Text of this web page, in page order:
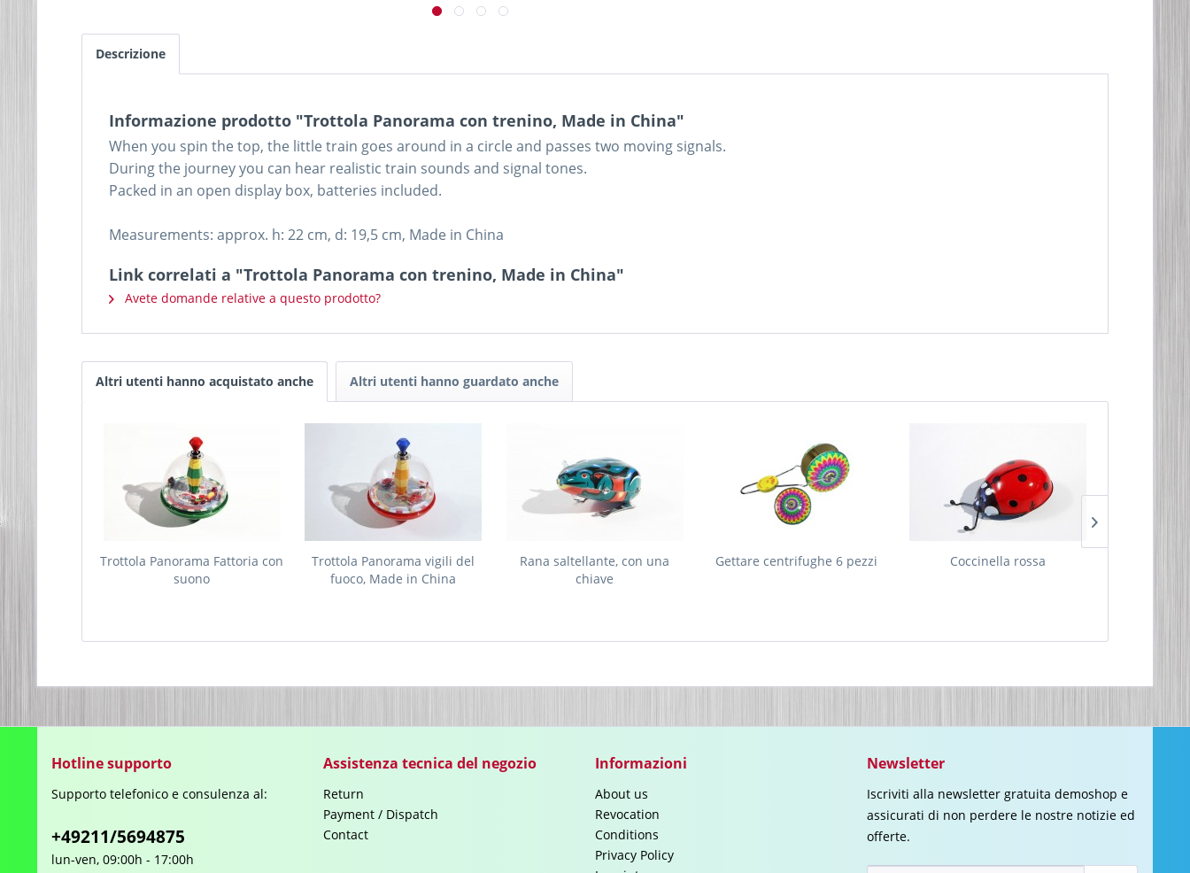
Descrizione
Informazione prodotto "Trottola Panorama con trenino, Made in China"
When you spin the top, the little train goes around in a circle and passes two moving signals.
During the journey you can hear realistic train sounds and signal tones.
Packed in an open display box, batteries included.
Measurements: approx. h: 22 cm, d: 19,5 cm, Made in China
Link correlati a "Trottola Panorama con trenino, Made in China"
Avete domande relative a questo prodotto?
Altri utenti hanno acquistato anche Altri utenti hanno guardato anche
Trottola Panorama Fattoria con
suono
Trottola Panorama vigili del
fuoco, Made in China
Rana saltellante, con una
chiave
Gettare centrifughe 6 pezzi Coccinella rossa
Hotline supporto
Supporto telefonico e consulenza al:
+49211/5694875
lun-ven, 09:00h - 17:00h
Assistenza tecnica del negozio
Return
Payment / Dispatch
Contact
Informazioni
About us
Revocation
Conditions
Privacy Policy
Newsletter
Iscriviti alla newsletter gratuita demoshop e
assicurati di non perdere le nostre notizie ed
offerte.